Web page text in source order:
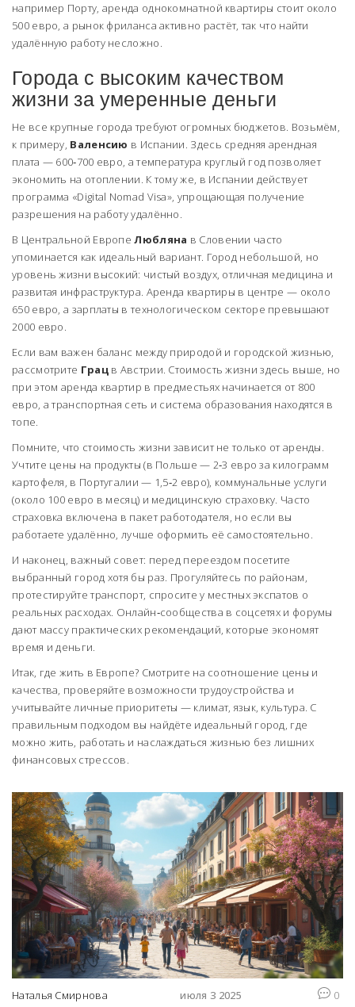
например Порту, аренда однокомнатной квартиры стоит около
500 евро, а рынок фриланса активно растёт, так что найти
удалённую работу несложно.
Города с высоким качеством
жизни за умеренные деньги
Не все крупные города требуют огромных бюджетов. Возьмём,
к примеру, Валенсию в Испании. Здесь средняя арендная
плата — 600‑700 евро, а температура круглый год позволяет
экономить на отоплении. К тому же, в Испании действует
программа «Digital Nomad Visa», упрощающая получение
разрешения на работу удалённо.
В Центральной ЕвропеЛюбляна в Словении часто
упоминается как идеальный вариант. Город небольшой, но
уровень жизни высокий: чистый воздух, отличная медицина и
развитая инфраструктура. Аренда квартиры в центре — около
650 евро, а зарплаты в технологическом секторе превышают
2000 евро.
Если вам важен баланс между природой и городской жизнью,
рассмотрите Грацв Австрии. Стоимость жизни здесь выше, но
при этом аренда квартир в предместьях начинается от 800
евро, а транспортная сеть и система образования находятся в
топе.
Помните, что стоимость жизни зависит не только от аренды.
Учтите цены на продукты (в Польше — 2‑3 евро за килограмм
картофеля, в Португалии — 1,5‑2 евро), коммунальные услуги
(около 100 евро в месяц) и медицинскую страховку. Часто
страховка включена в пакет работодателя, но если вы
работаете удалённо, лучше оформить её самостоятельно.
И наконец, важный совет: перед переездом посетите
выбранный город хотя бы раз. Прогуляйтесь по районам,
протестируйте транспорт, спросите у местных экспатов о
реальных расходах. Онлайн‑сообщества в соцсетях и форумы
дают массу практических рекомендаций, которые экономят
время и деньги.
Итак, где жить в Европе? Смотрите на соотношение цены и
качества, проверяйте возможности трудоустройства и
учитывайте личные приоритеты — климат, язык, культура. С
правильным подходом вы найдёте идеальный город, где
можно жить, работать и наслаждаться жизнью без лишних
финансовых стрессов.
Наталья Смирнова июля 3 2025 0